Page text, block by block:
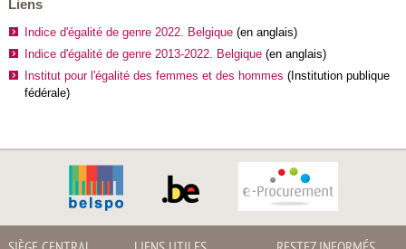
Liens
Indice d'égalité de genre 2022. Belgique(en anglais)
Indice d'égalité de genre 2013-2022. Belgique(en anglais)
Institut pour l'égalité des femmes et des hommes (Institution publique
fédérale)